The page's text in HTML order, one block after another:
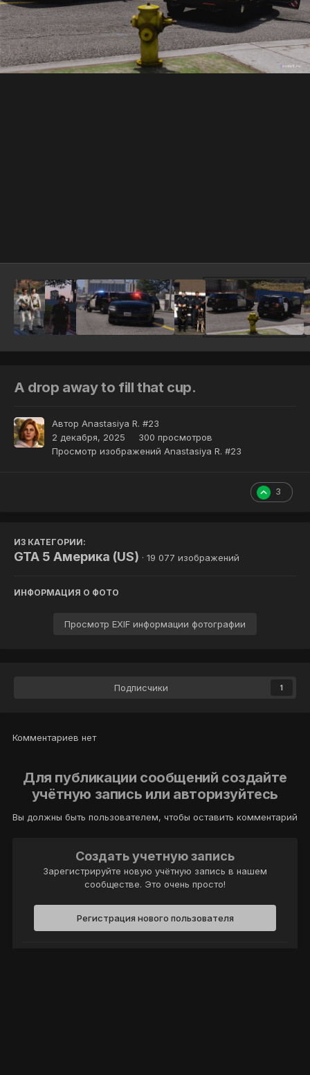
A drop away to fill that cup.
Автор Anastasiya R. #23
2 декабря, 2025
300 просмотров
Просмотр изображений Anastasiya R. #23
3
ИЗ КАТЕГОРИИ:
GTA 5 Америка (US) · 19 077 изображений
ИНФОРМАЦИЯ О ФОТО
Просмотр EXIF информации фотографии
Подписчики 1
Комментариев нет
Для публикации сообщений создайте
учётную запись или авторизуйтесь
Вы должны быть пользователем, чтобы оставить комментарий
Создать учетную запись
Зарегистрируйте новую учётную запись в нашем
сообществе. Это очень просто!
Регистрация нового пользователя